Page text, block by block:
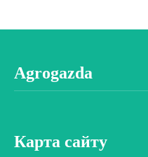
Agrogazda
Карта сайту